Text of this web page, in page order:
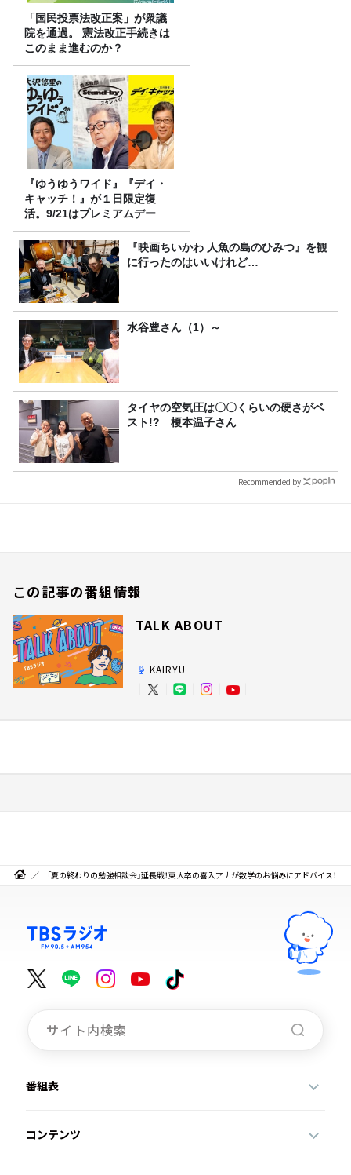
「国民投票法改正案」が衆議
院を通過。 憲法改正手続きは
このまま進むのか？
『ゆうゆうワイド』『デイ・
キャッチ！』が１日限定復
活。9/21はプレミアムデー
『映画ちいかわ 人魚の島のひみつ』を観
に行ったのはいいけれど…
水谷豊さん（1）～
タイヤの空気圧は〇〇くらいの硬さがベ
スト!? 榎本温子さん
Recommended by
この記事の番組情報
TALK ABOUT
KAIRYU
「夏の終わりの勉強相談会」延長戦！東大卒の喜入アナが数学のお悩みにアドバイス！
番組表
コンテンツ